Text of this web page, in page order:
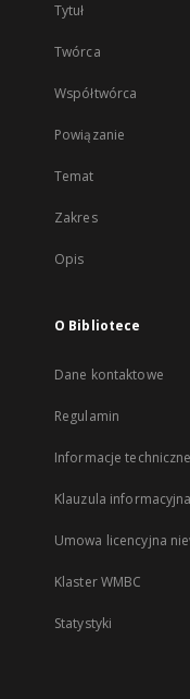
Tytuł
Twórca
Współtwórca
Powiązanie
Temat
Zakres
Opis
O Bibliotece
Dane kontaktowe
Regulamin
Informacje techniczne
Klauzula
Umowa licencyjna
Klaster WMBC
Statystyki